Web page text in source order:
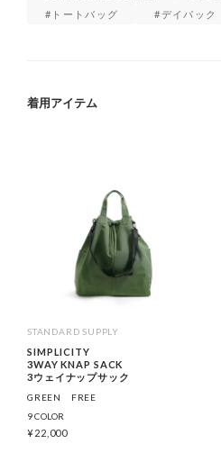
トートバッグ
デイパック
着用アイテム
STANDARD SUPPLY
SIMPLICITY
3WAY KNAP SACK
3ウェイナップサック
GREEN
FREE
9 COLOR
¥22,000